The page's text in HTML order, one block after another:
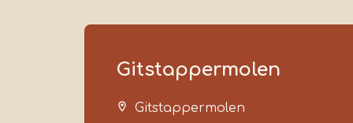
Gitstappermolen
Gitstappermolen